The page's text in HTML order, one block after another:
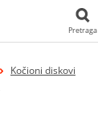
Pretraga
Kočioni diskovi